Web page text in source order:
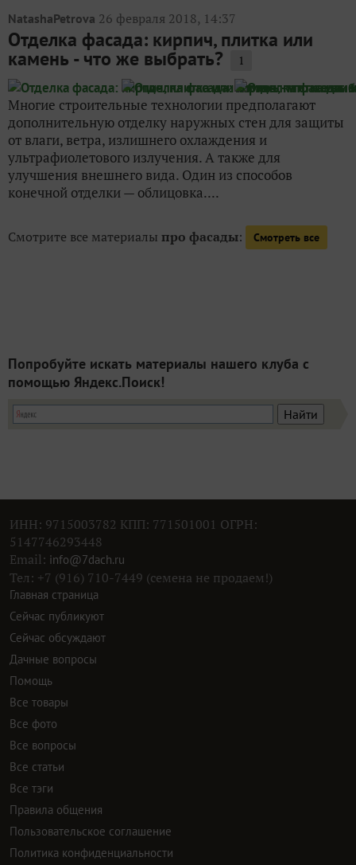
NatashaPetrova 26 февраля 2018, 14:37
Отделка фасада: кирпич, плитка или
камень - что же выбрать? 1
Многие строительные технологии предполагают
дополнительную отделку наружных стен для защиты
от влаги, ветра, излишнего охлаждения и
ультрафиолетового излучения. А также для
улучшения внешнего вида. Один из способов
конечной отделки — облицовка....
Смотрите все материалы про фасады: Смотреть все
Попробуйте искать материалы нашего клуба с
помощью Яндекс.Поиск!
ИНН: 9715003782 КПП: 771501001 ОГРН:
5147746293448
Email: info@7dach.ru
Тел: +7 (916) 710-7449 (семена не продаем!)
Главная страница
Сейчас публикуют
Сейчас обсуждают
Дачные вопросы
Помощь
Все товары
Все фото
Все вопросы
Все статьи
Все тэги
Правила общения
Пользовательское соглашение
Политика конфиденциальности